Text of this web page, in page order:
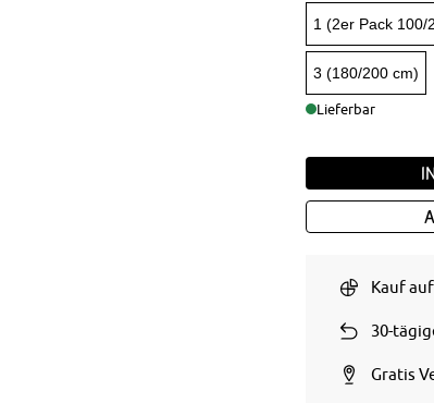
1 (2er Pack 100/
3 (180/200 cm)
Lieferbar
Kauf
30-
Gratis